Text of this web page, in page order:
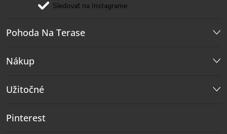
Sledovať na Instagrame
Pohoda Na Terase
Nákup
Užitočné
Pinterest